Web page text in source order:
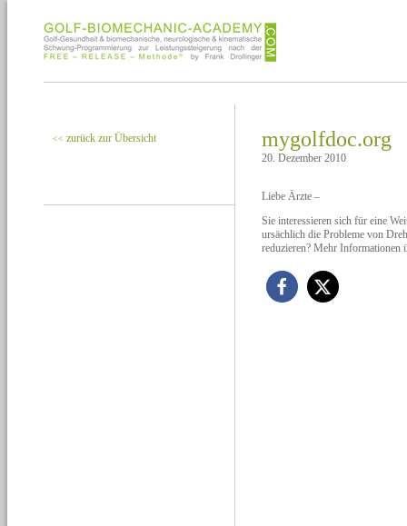
<< zurück zur Übersicht mygolfdoc.org
20. Dezember 2010
Liebe Ärzte –
Sie interessieren sich für eine
ursächlich die Probleme von
reduzieren? Mehr